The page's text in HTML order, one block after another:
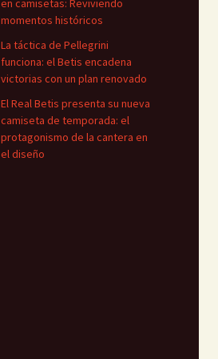
en camisetas: Reviviendo
momentos históricos
La táctica de Pellegrini
funciona: el Betis encadena
victorias con un plan renovado
El Real Betis presenta su nueva
camiseta de temporada: el
protagonismo de la cantera en
el diseño